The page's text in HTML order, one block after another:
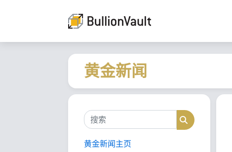
黄金新闻
搜索 搜索
黄金新闻主页